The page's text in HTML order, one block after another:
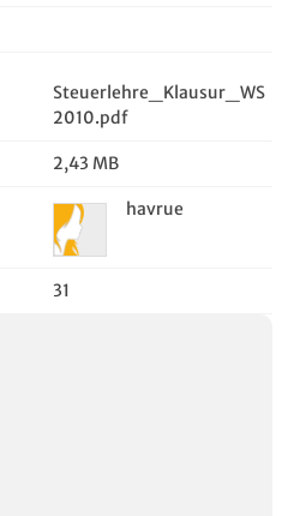
Steuerlehre_Klausur_WS
2010.pdf
2,43 MB
havrue
31